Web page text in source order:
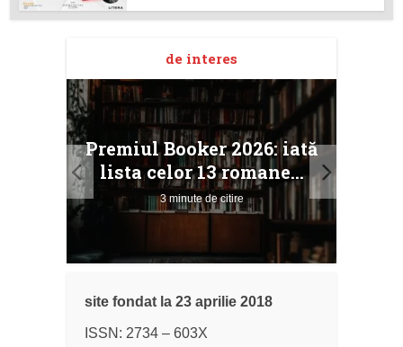
de interes
Premiul Booker 2026: iată
lista celor 13 romane...
3 minute de citire
site fondat la 23 aprilie 2018
ISSN: 2734 – 603X